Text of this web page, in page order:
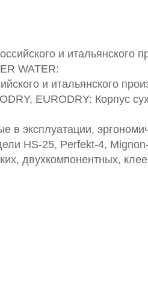
и итальянского
WATER:
и итальянского
EURODRY: Корпус
в эксплуатации,
HS-25, Perfekt-4,
двухкомпонентных,